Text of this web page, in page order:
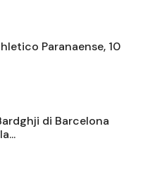
Paranaense, 10
di Barcelona